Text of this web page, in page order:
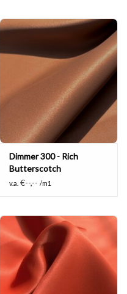
Dimmer 300 - Rich
Butterscotch
v.a. €--,-- /m1